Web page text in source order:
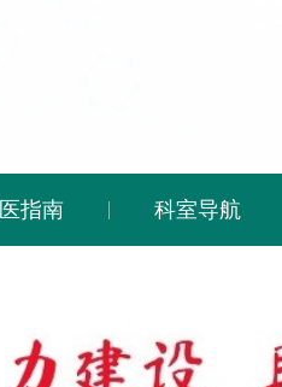
指南 科室导航